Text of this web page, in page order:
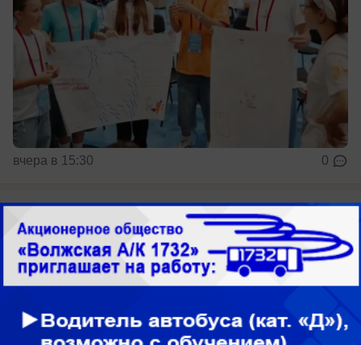
вчера в 15:30 0
Песком посыпали опасную детскую
площадку в Волжском: как жителям
приходится бороться за инфраструктуру